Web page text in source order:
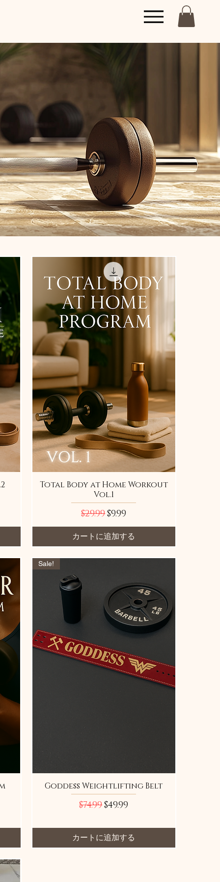
Total Body at Home Workout
Vol.1
通常価格
$29.99セール価格
$9.99
カートに追加する
Sale!
Goddess Weightlifting Belt
通常価格
$74.99セール価格
$49.99
カートに追加する